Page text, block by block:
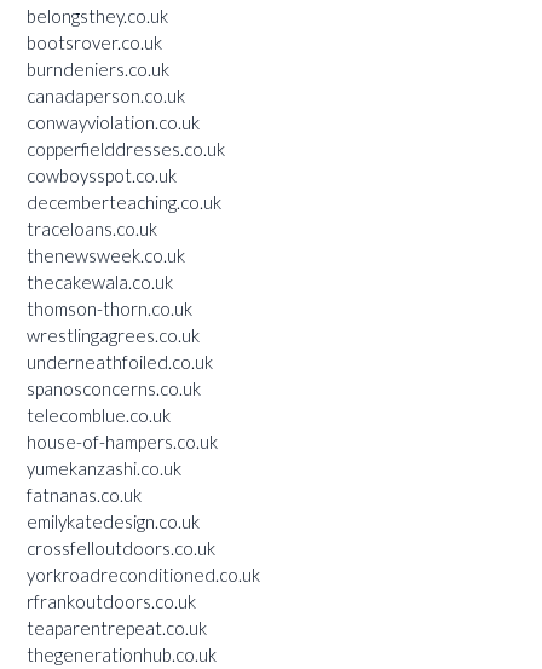
belongsthey.co.uk
bootsrover.co.uk
burndeniers.co.uk
canadaperson.co.uk
conwayviolation.co.uk
copperfielddresses.co.uk
cowboysspot.co.uk
decemberteaching.co.uk
traceloans.co.uk
thenewsweek.co.uk
thecakewala.co.uk
thomson-thorn.co.uk
wrestlingagrees.co.uk
underneathfoiled.co.uk
spanosconcerns.co.uk
telecomblue.co.uk
house-of-hampers.co.uk
yumekanzashi.co.uk
fatnanas.co.uk
emilykatedesign.co.uk
crossfelloutdoors.co.uk
yorkroadreconditioned.co.uk
rfrankoutdoors.co.uk
teaparentrepeat.co.uk
thegenerationhub.co.uk